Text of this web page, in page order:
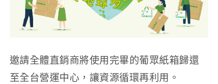
邀請全體直銷商將使用完畢的葡眾紙箱歸還
至全台營運中心，讓資源循環再利用。